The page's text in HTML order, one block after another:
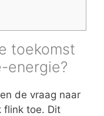
toekomst
energie?
de vraag naar
flink toe. Dit